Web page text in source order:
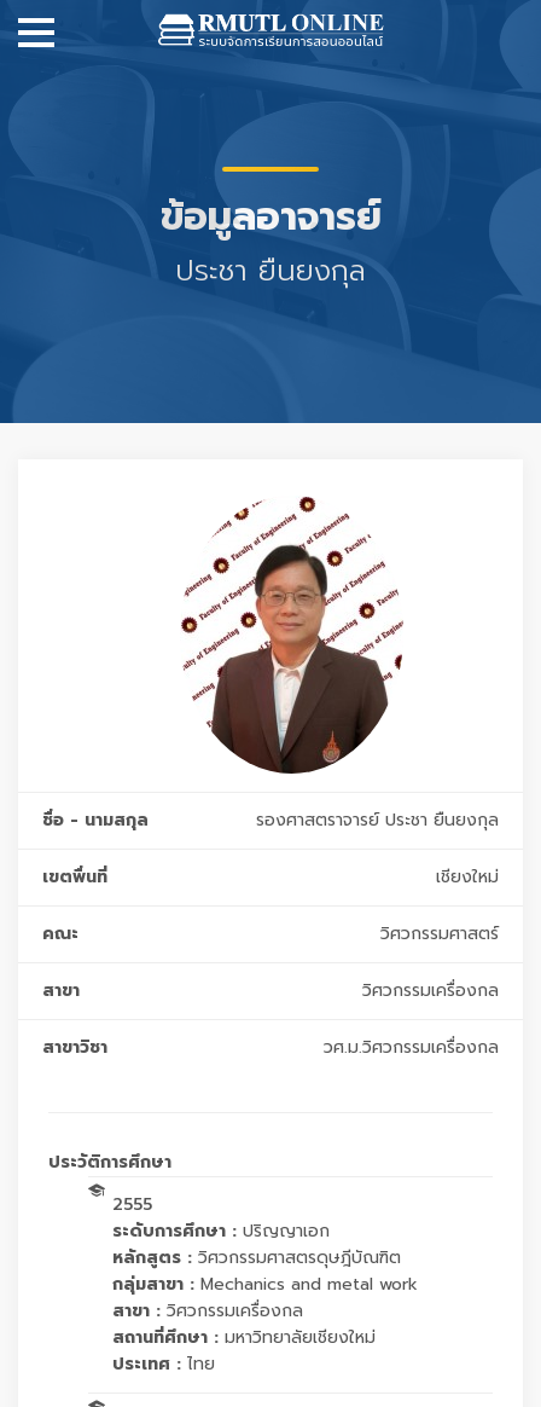
ข้อมูลอาจารย์
ประชา ยืนยงกุล
ชื่อ - นามสกุล รองศาสตราจารย์ ประชา ยืนยงกุล
เขตพื่นที่ เชียงใหม่
คณะ วิศวกรรมศาสตร์
สาขา วิศวกรรมเครื่องกล
สาขาวิชา วศ.ม.วิศวกรรมเครื่องกล
ประวัติการศึกษา
2555
ระดับการศึกษา : ปริญญาเอก
หลักสูตร : วิศวกรรมศาสตรดุษฎีบัณฑิต
กลุ่มสาขา : Mechanics and metal work
สาขา : วิศวกรรมเครื่องกล
สถานที่ศึกษา : มหาวิทยาลัยเชียงใหม่
ประเทศ : ไทย